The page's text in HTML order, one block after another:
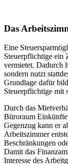
Das
Eine
Steuerpflichtige ein
vermietet. Dadurch
sondern nutzt
Grundlage dafür
Steuerpflichtige mit
Durch das
Büroraum
Gegenzug kann er
Arbeitszimmer
Beschränkungen
Damit das
Interesse des